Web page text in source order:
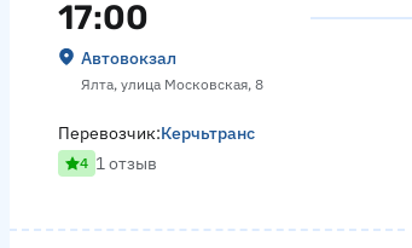
17:00
Автовокзал
Ялта, улица Московская, 8
Перевозчик:Керчьтранс
4 1 отзыв